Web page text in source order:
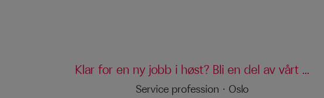
Klar for en ny jobb i høst? Bli en del av vårt ...
Service profession · Oslo